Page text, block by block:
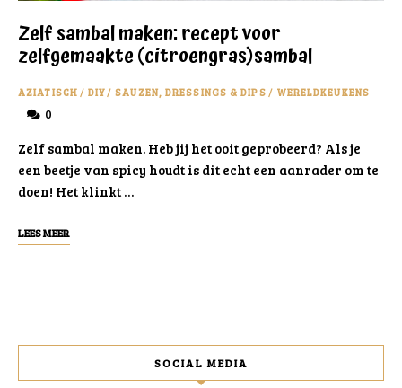
Zelf sambal maken: recept voor
zelfgemaakte (citroengras)sambal
AZIATISCH / DIY/ SAUZEN, DRESSINGS & DIPS / WERELDKEUKENS
0
Zelf sambal maken. Heb jij het ooit geprobeerd? Als je
een beetje van spicy houdt is dit echt een aanrader om te
doen! Het klinkt …
LEES MEER
SOCIAL MEDIA